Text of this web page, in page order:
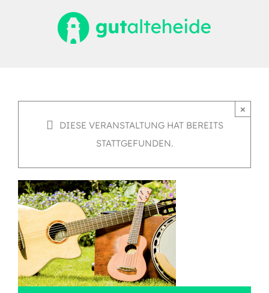
×
DIESE VERANSTALTUNG HAT BEREITS
STATTGEFUNDEN.